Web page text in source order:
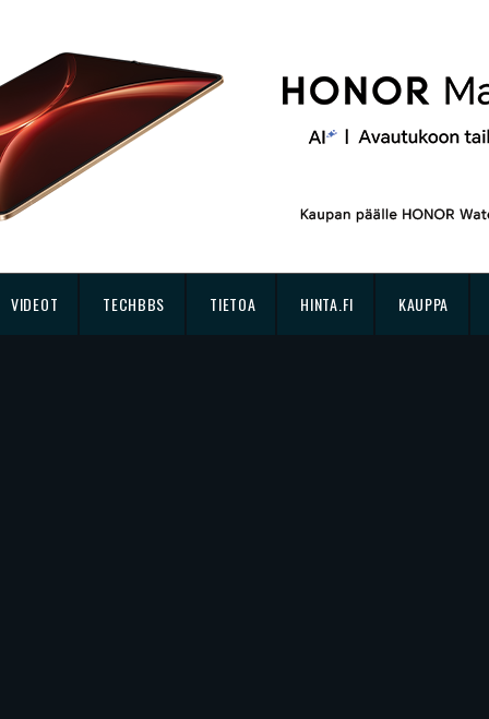
VIDEOT TECHBBS TIETOA HINTA.FI KAUPPA